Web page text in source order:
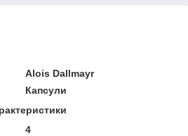
Alois Dallmayr
Капсули
4